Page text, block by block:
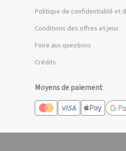
Politique de confidentialité et
Conditions des offres et jeux
Foire aux questions
Crédits
Moyens de paiement